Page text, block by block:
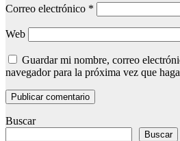
Correo electrónico *
Web
Guardar mi nombre, correo
navegador para la próxima vez que
Buscar
Buscar